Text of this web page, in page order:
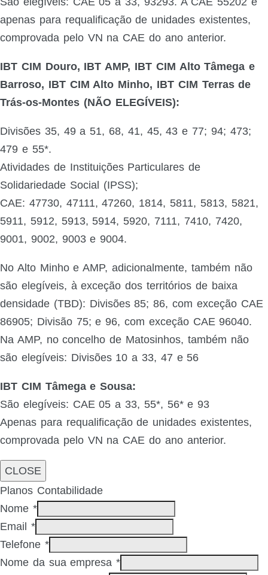
apenas para requalificação de unidades existentes,
comprovada pelo VN na CAE do ano anterior.
IBT CIM Douro, IBT AMP, IBT CIM Alto Tâmega e
Barroso, IBT CIM Alto Minho, IBT CIM Terras de
Trás-os-Montes (NÃO ELEGÍVEIS):
Divisões 35, 49 a 51, 68, 41, 45, 43 e 77; 94; 473;
479 e 55*.
Atividades de Instituições Particulares de
Solidariedade Social (IPSS);
CAE: 47730, 47111, 47260, 1814, 5811, 5813, 5821,
5911, 5912, 5913, 5914, 5920, 7111, 7410, 7420,
9001, 9002, 9003 e 9004.
No Alto Minho e AMP, adicionalmente, também não
são elegíveis, à exceção dos territórios de baixa
densidade (TBD): Divisões 85; 86, com exceção CAE
86905; Divisão 75; e 96, com exceção CAE 96040.
Na AMP, no concelho de Matosinhos, também não
são elegíveis: Divisões 10 a 33, 47 e 56
IBT CIM Tâmega e Sousa:
São elegíveis: CAE 05 a 33, 55*, 56* e 93
Apenas para requalificação de unidades existentes,
comprovada pelo VN na CAE do ano anterior.
CLOSE
Planos Contabilidade
Nome *
Email *
Telefone *
Nome da sua empresa*